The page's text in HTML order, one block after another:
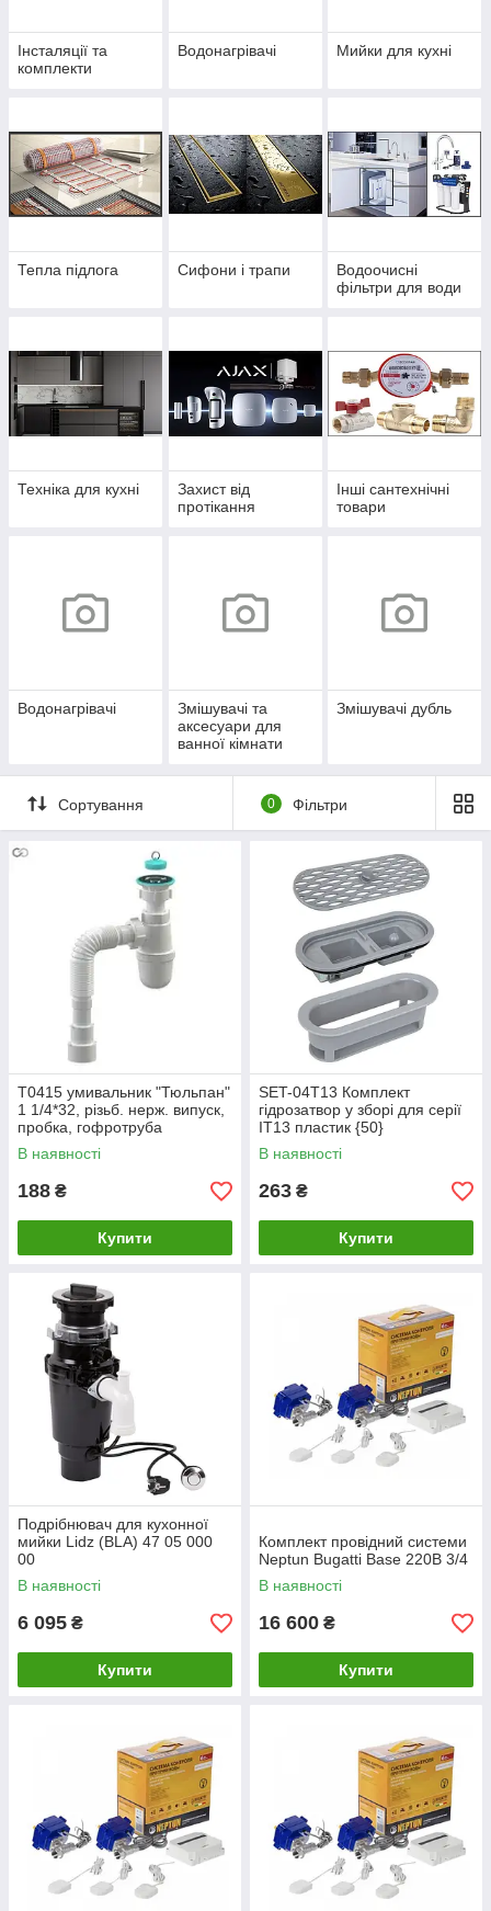
Інсталяції та
комплекти
Водонагрівачі Мийки для кухні
Тепла підлога Сифони і трапи
Водоочисні
фільтри для води
Техніка для кухні
Захист від
протікання
Інші сантехнічні
товари
Водонагрівачі
Змішувачі та
аксесуари для
ванної кімнати
Змішувачі дубль
Сортування 0 Фільтри
Т0415 умивальник "Тюльпан"
1 1/4*32, різьб. нерж. випуск,
пробка, гофротруба
32*32/40/50{30}
В наявності
188 ₴
Купити
SET-04T13 Комплект
гідрозатвор у зборі для серії
IT13 пластик {50}
В наявності
263 ₴
Купити
Подрібнювач для кухонної
мийки Lidz (BLA) 47 05 000
00
В наявності
6 095 ₴
Купити
Комплект провідний системи
Neptun Bugatti Base 220B 3/4
В наявності
16 600 ₴
Купити